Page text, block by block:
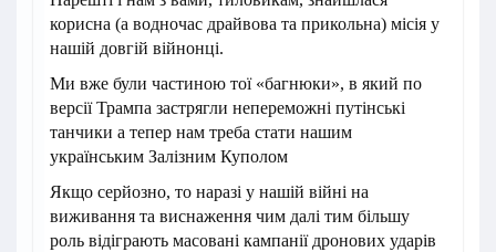
корисна (а водночас драйвова та прикольна) місія у
нашій довгій війнонці.
Ми вже були частиною тої «багнюки», в який по
версії Трампа застрягли непереможні путінські
танчики а тепер нам треба стати нашим
українським Залізним Куполом
Якщо серйозно, то наразі у нашій війні на
виживання та виснаження чим далі тим більшу
роль відіграють масовані кампанії дронових ударів